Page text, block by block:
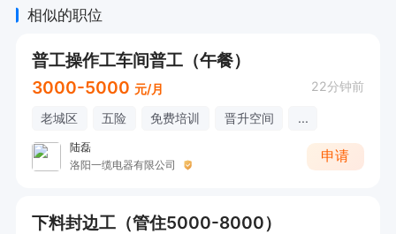
相似的职位
普工操作工车间普工（午餐）
3000-5000 元/月 22分钟前
老城区 五险 免费培训 晋升空间 ...
陆磊
洛阳一缆电器有限公司
申请
下料封边工（管住5000-8000）